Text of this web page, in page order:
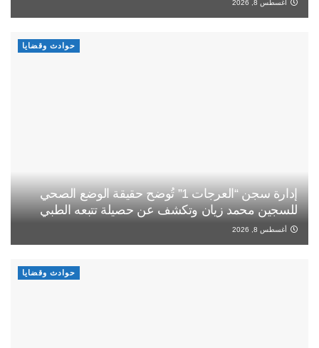
أغسطس 8, 2026
حوادث وقضايا
إدارة سجن “العرجات 1” تُوضح حقيقة الوضع الصحي
للسجين محمد زيان وتكشف عن حصيلة تتبعه الطبي
أغسطس 8, 2026
حوادث وقضايا